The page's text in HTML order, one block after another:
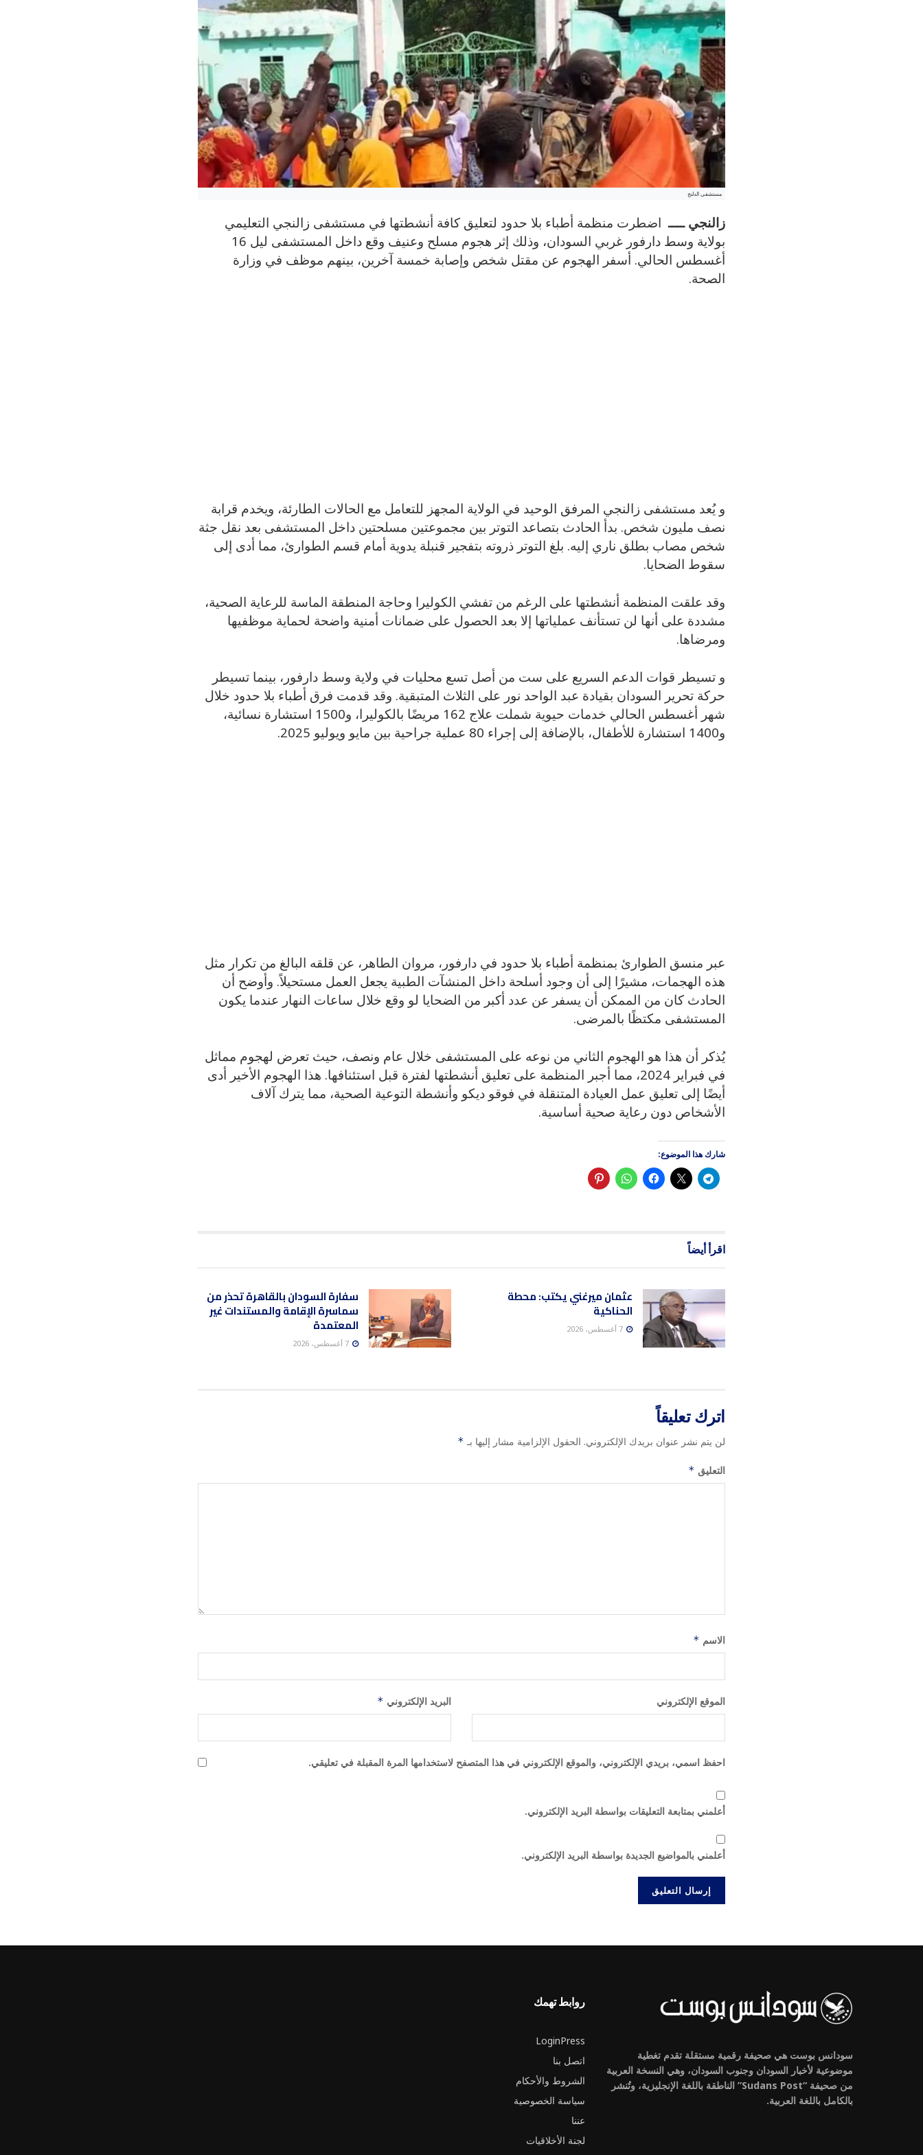
مستشفى الدلنج
زالنجي ــــ اضطرت منظمة أطباء بلا حدود لتعليق كافة أنشطتها في مستشفى زالنجي التعليمي
بولاية وسط دارفور غربي السودان، وذلك إثر هجوم مسلح وعنيف وقع داخل المستشفى ليل 16
أغسطس الحالي. أسفر الهجوم عن مقتل شخص وإصابة خمسة آخرين، بينهم موظف في وزارة
الصحة.
و يُعد مستشفى زالنجي المرفق الوحيد في الولاية المجهز للتعامل مع الحالات الطارئة، ويخدم قرابة
نصف مليون شخص. بدأ الحادث بتصاعد التوتر بين مجموعتين مسلحتين داخل المستشفى بعد نقل جثة
شخص مصاب بطلق ناري إليه. بلغ التوتر ذروته بتفجير قنبلة يدوية أمام قسم الطوارئ، مما أدى إلى
سقوط الضحايا.
وقد علقت المنظمة أنشطتها على الرغم من تفشي الكوليرا وحاجة المنطقة الماسة للرعاية الصحية،
مشددة على أنها لن تستأنف عملياتها إلا بعد الحصول على ضمانات أمنية واضحة لحماية موظفيها
ومرضاها.
و تسيطر قوات الدعم السريع على ست من أصل تسع محليات في ولاية وسط دارفور، بينما تسيطر
حركة تحرير السودان بقيادة عبد الواحد نور على الثلاث المتبقية. وقد قدمت فرق أطباء بلا حدود خلال
شهر أغسطس الحالي خدمات حيوية شملت علاج 162 مريضًا بالكوليرا، و1500 استشارة نسائية،
و1400 استشارة للأطفال، بالإضافة إلى إجراء 80 عملية جراحية بين مايو ويوليو 2025.
عبر منسق الطوارئ بمنظمة أطباء بلا حدود في دارفور، مروان الطاهر، عن قلقه البالغ من تكرار مثل
هذه الهجمات، مشيرًا إلى أن وجود أسلحة داخل المنشآت الطبية يجعل العمل مستحيلاً. وأوضح أن
الحادث كان من الممكن أن يسفر عن عدد أكبر من الضحايا لو وقع خلال ساعات النهار عندما يكون
المستشفى مكتظًا بالمرضى.
يُذكر أن هذا هو الهجوم الثاني من نوعه على المستشفى خلال عام ونصف، حيث تعرض لهجوم مماثل
في فبراير 2024، مما أجبر المنظمة على تعليق أنشطتها لفترة قبل استئنافها. هذا الهجوم الأخير أدى
أيضًا إلى تعليق عمل العيادة المتنقلة في فوقو ديكو وأنشطة التوعية الصحية، مما يترك آلاف
الأشخاص دون رعاية صحية أساسية.
شارك هذا الموضوع:
اقرأ أيضاً
عثمان ميرغني يكتب: محطة
الحناكية
سفارة السودان بالقاهرة تحذر من
سماسرة الإقامة والمستندات غير
المعتمدة
اترك تعليقاً
لن يتم نشر عنوان بريدك الإلكتروني. الحقول الإلزامية مشار إليها بـ *
التعليق *
الاسم *
البريد الإلكتروني * الموقع الإلكتروني
احفظ اسمي، بريدي الإلكتروني، والموقع الإلكتروني في هذا المتصفح لاستخدامها المرة المقبلة في تعليقي.
أعلمني بمتابعة التعليقات بواسطة البريد الإلكتروني.
أعلمني بالمواضيع الجديدة بواسطة البريد الإلكتروني.
سودانس بوست هي صحيفة رقمية مستقلة تقدم تغطية
موضوعية لأخبار السودان وجنوب السودان، وهي النسخة العربية
من صحيفة “Sudans Post” الناطقة باللغة الإنجليزية، وتُنشر
بالكامل باللغة العربية.
روابط تهمك
LoginPress
اتصل بنا
الشروط والأحكام
سياسة الخصوصية
عننا
لجنة الأخلاقيات